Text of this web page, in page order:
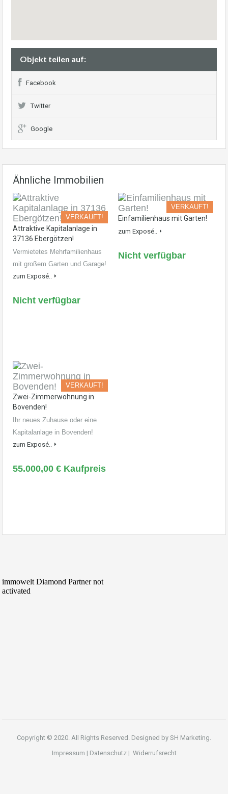
Objekt teilen auf:
Facebook
Twitter
Google
Ähnliche Immobilien
VERKAUFT!
Attraktive Kapitalanlage in
37136 Ebergötzen!
Vermietetes Mehrfamilienhaus
mit großem Garten und Garage!
zum Exposé..
Nicht verfügbar
VERKAUFT!
Einfamilienhaus mit Garten!
zum Exposé..
Nicht verfügbar
VERKAUFT!
Zwei-Zimmerwohnung in
Bovenden!
Ihr neues Zuhause oder eine
Kapitalanlage in Bovenden!
zum Exposé..
55.000,00 € Kaufpreis
Copyright © 2020. All Rights Reserved. Designed by SH Marketing.
Impressum | Datenschutz| Widerrufsrecht